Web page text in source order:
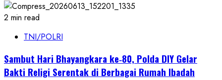
Sambut
ke‑80:
Polda
DIY
2 min read
TNI/POLRI
Sambut Hari Bhayangkara ke‑80, Polda DIY Gelar
Bakti Religi Serentak di Berbagai Rumah Ibadah